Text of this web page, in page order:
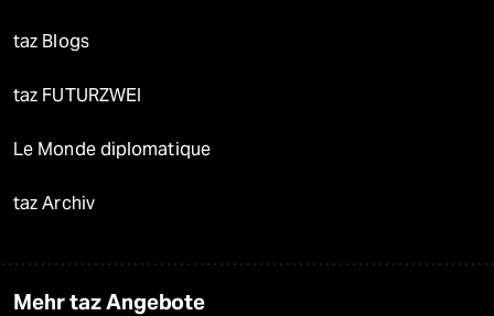
taz Blogs
taz FUTURZWEI
Le Monde diplomatique
taz Archiv
Mehr taz Angebote